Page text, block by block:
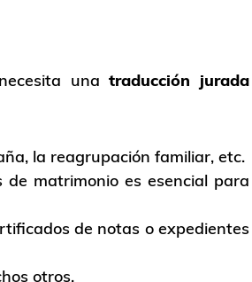
unatraducción jurada
la reagrupación familiar, etc.
matrimonio es esencial para
de notas o expedientes
otros.